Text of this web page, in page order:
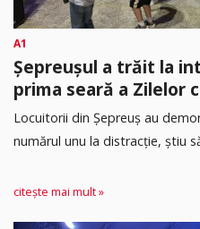
A1
Șepreușul a trăit la
prima seară a Zilelor
Locuitorii din Șepreuș au
numărul unu la distracție, știu
citește mai mult »